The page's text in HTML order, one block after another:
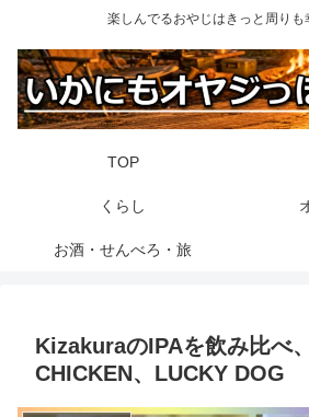
楽しんでるおやじはきっと周りも
TOP
くらし
お酒・せんべろ・旅
KizakuraのIPAを飲み比べ
CHICKEN、LUCKY DOG